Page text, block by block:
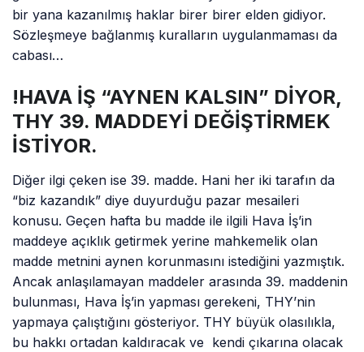
bir yana kazanılmış haklar birer birer elden gidiyor.
Sözleşmeye bağlanmış kuralların uygulanmaması da
cabası…
!HAVA İŞ “AYNEN KALSIN” DİYOR,
THY 39. MADDEYİ DEĞİŞTİRMEK
İSTİYOR.
Diğer ilgi çeken ise 39. madde. Hani her iki tarafın da
“biz kazandık” diye duyurduğu pazar mesaileri
konusu. Geçen hafta bu madde ile ilgili Hava İş’in
maddeye açıklık getirmek yerine mahkemelik olan
madde metnini aynen korunmasını istediğini yazmıştık.
Ancak anlaşılamayan maddeler arasında 39. maddenin
bulunması, Hava İş’in yapması gerekeni, THY’nin
yapmaya çalıştığını gösteriyor. THY büyük olasılıkla,
bu hakkı ortadan kaldıracak ve kendi çıkarına olacak